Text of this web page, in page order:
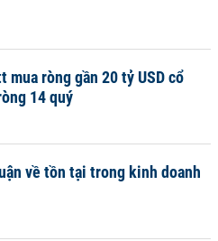
mua ròng gần 20 tỷ USD cổ
14 quý
về tồn tại trong kinh doanh